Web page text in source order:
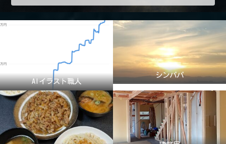
AIイラスト職人
シンパパ